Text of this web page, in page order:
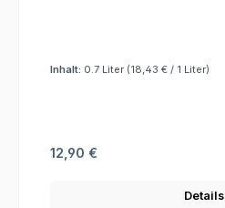
Inhalt: 0.7 Liter (18,43 € / 1 Liter)
Regulärer Preis:
12,90 €
Details